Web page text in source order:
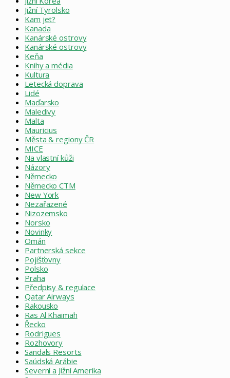
Jižní Tyrolsko
Kam jet?
Kanada
Kanárské ostrovy
Kanárské ostrovy
Keňa
Knihy a média
Kultura
Letecká doprava
Lidé
Maďarsko
Maledivy
Malta
Mauricius
Města & regiony ČR
MICE
Na vlastní kůži
Názory
Německo
Německo CTM
New York
Nezařazené
Nizozemsko
Norsko
Novinky
Omán
Partnerská sekce
Pojišťovny
Polsko
Praha
Předpisy & regulace
Qatar Airways
Rakousko
Ras Al Khaimah
Řecko
Rodrigues
Rozhovory
Sandals Resorts
Saúdská Arábie
Severní a Jižní Amerika